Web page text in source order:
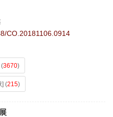
CO.20181106.0914
(3670)
] (215)